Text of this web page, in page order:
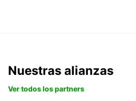
Nuestras alianzas
Ver todos los partners